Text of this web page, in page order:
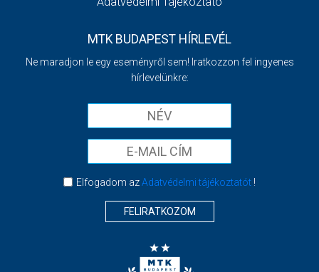
MTK BUDAPEST HÍRLEVÉL
Ne maradjon le egy eseményről sem! Iratkozzon fel ingyenes
hírlevelünkre:
Elfogadom azAdatvédelmi tájékoztatót!
FELIRATKOZOM